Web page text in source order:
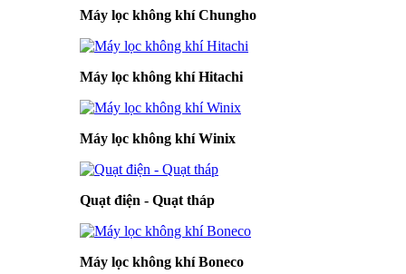
Máy lọc không khí Chungho
Máy lọc không khí Hitachi
Máy lọc không khí Winix
Quạt điện - Quạt tháp
Máy lọc không khí Boneco